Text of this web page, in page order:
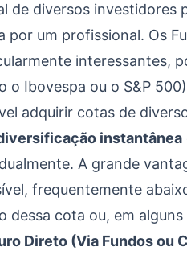
de diversos investidores
por um profissional. Os
interessantes,
o Ibovespa ou o S&P
adquirir cotas de
instantânea
A grande
frequentemente
dessa cota ou, em
Direto (Via Fundos ou